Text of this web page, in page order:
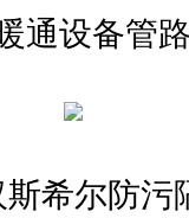
通设备管
斯希尔防污